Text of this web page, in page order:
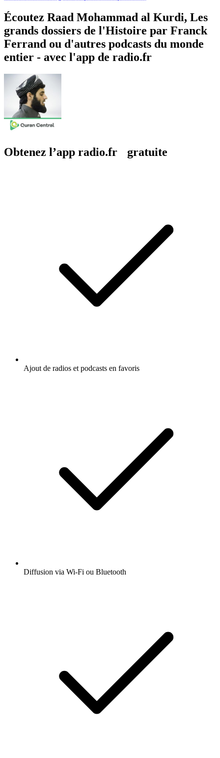
Écoutez Raad Mohammad al Kurdi, Les
grands dossiers de l'Histoire par Franck
Ferrand ou d'autres podcasts du monde
entier - avec l'app de radio.fr
Obtenez l’app radio.fr gratuite
Ajout de radios et podcasts en favoris
Diffusion via Wi-Fi ou Bluetooth